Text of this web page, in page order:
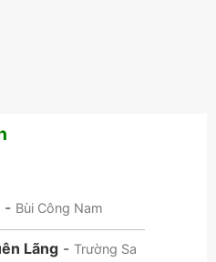
- Bùi Công Nam
Lãng - Trường Sa